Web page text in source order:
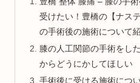
受けたい！豊橋の【ナス
の手術後の施術について
膝の人工関節の手術をし
からどうにかしてほしい
手術後に受ける施術につ